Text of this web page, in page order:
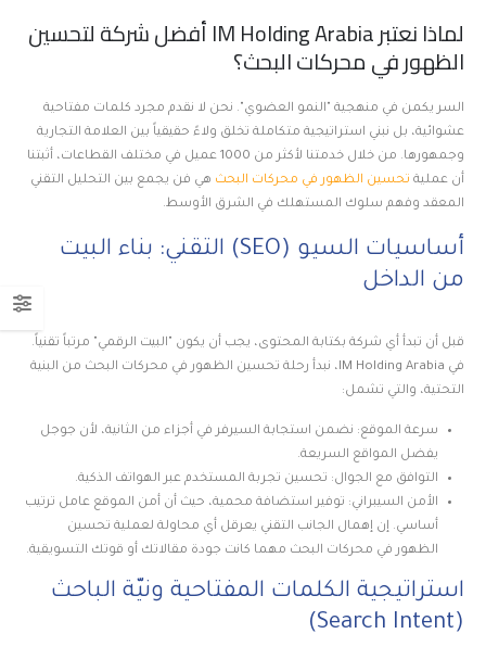
لماذا نعتبر IM Holding Arabia أفضل شركة لتحسين
الظهور في محركات البحث؟
السر يكمن في منهجية "النمو العضوي". نحن لا نقدم مجرد كلمات مفتاحية
عشوائية، بل نبني استراتيجية متكاملة تخلق ولاءً حقيقياً بين العلامة التجارية
وجمهورها. من خلال خدمتنا لأكثر من 1000 عميل في مختلف القطاعات، أثبتنا
أن عملية تحسين الظهور في محركات البحث هي فن يجمع بين التحليل التقني
المعقد وفهم سلوك المستهلك في الشرق الأوسط.
أساسيات السيو (SEO) التقني: بناء البيت
من الداخل
قبل أن تبدأ أي شركة بكتابة المحتوى، يجب أن يكون "البيت الرقمي" مرتباً تقنياً.
في IM Holding Arabia، نبدأ رحلة تحسين الظهور في محركات البحث من البنية
التحتية، والتي تشمل:
سرعة الموقع: نضمن استجابة السيرفر في أجزاء من الثانية، لأن جوجل
يفضل المواقع السريعة.
التوافق مع الجوال: تحسين تجربة المستخدم عبر الهواتف الذكية.
الأمن السيبراني: توفير استضافة محمية، حيث أن أمن الموقع عامل ترتيب
أساسي. إن إهمال الجانب التقني يعرقل أي محاولة لعملية تحسين
الظهور في محركات البحث مهما كانت جودة مقالاتك أو قوتك التسويقية.
استراتيجية الكلمات المفتاحية ونيّة الباحث
(Search Intent)